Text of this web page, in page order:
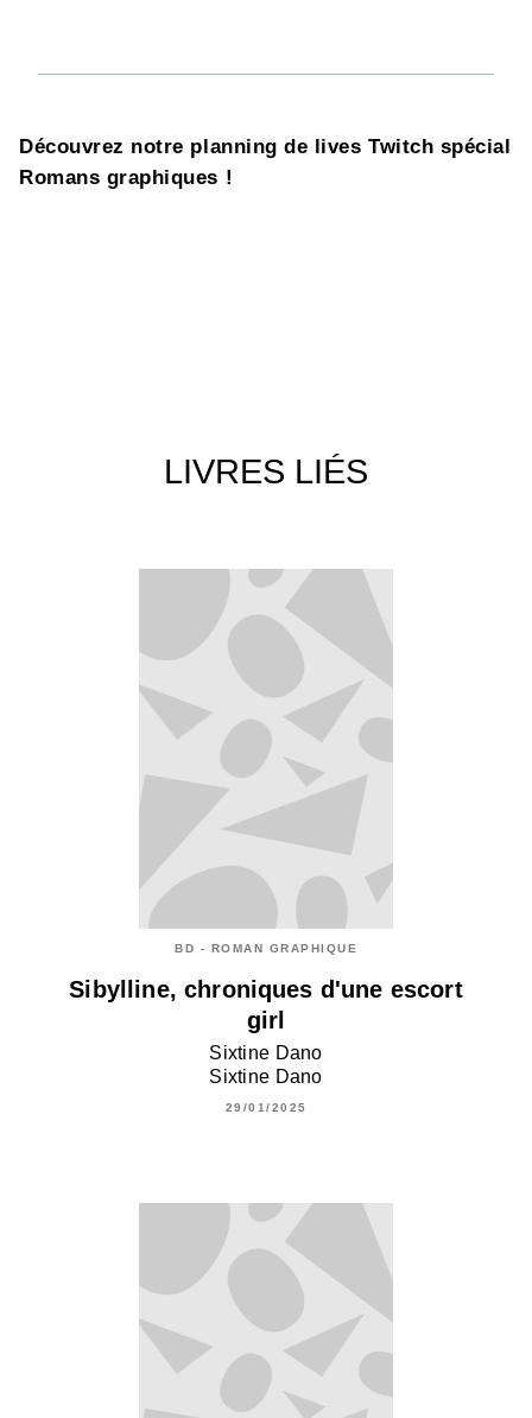
Découvrez notre planning de lives Twitch spécial
Romans graphiques !
LIVRES LIÉS
BD - ROMAN GRAPHIQUE
Sibylline, chroniques d'une escort
girl
Sixtine Dano
Sixtine Dano
29/01/2025